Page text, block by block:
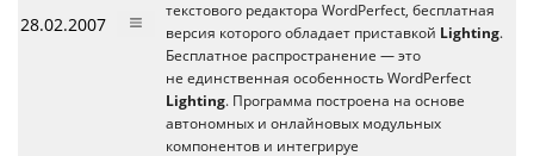
28.02.2007
текстового редактора WordPerfect, бесплатная
версия которого обладает приставкой Lighting.
Бесплатное распространение — это
не единственная особенность WordPerfect
Lighting. Программа построена на основе
автономных и онлайновых модульных
компонентов и интегрируе